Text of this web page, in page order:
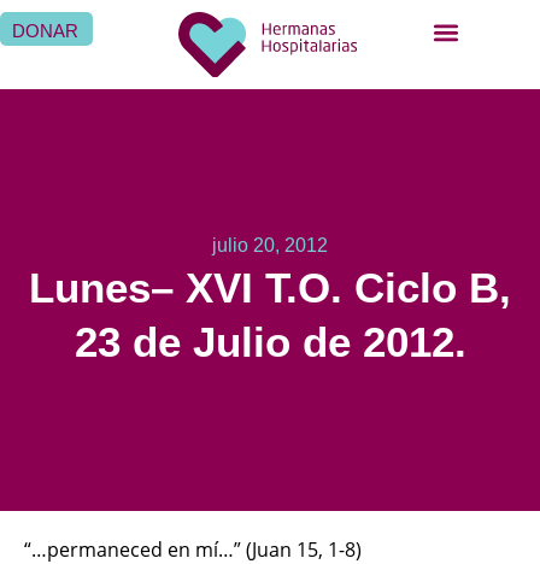
DONAR
julio 20, 2012
Lunes– XVI T.O. Ciclo B,
23 de Julio de 2012.
“…permaneced en mí…” (Juan 15, 1-8)